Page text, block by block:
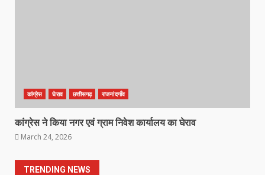
कांग्रेस घेराव छत्तीसगढ़ राजनांदगाँव
कांग्रेस ने किया नगर एवं ग्राम निवेश कार्यालय का घेराव
March 24, 2026
TRENDING NEWS
7
1
March 25, 2026